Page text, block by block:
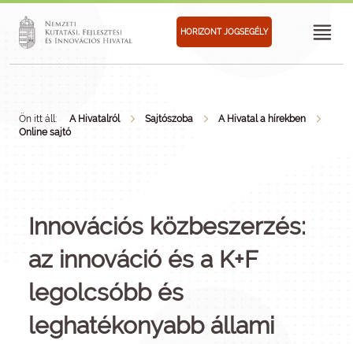
HORIZONT JOGSEGÉLY
Ön itt áll: A Hivatalról Sajtószoba
A Hivatal a hírekben
Online sajtó
Innovációs közbeszerzés:
az innováció és a K+F
legolcsóbb és
leghatékonyabb állami